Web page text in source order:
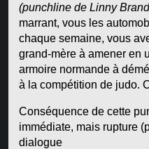
(punchline de Linny
marrant, vous les
chaque semaine, vous
grand-mère à amener en
armoire normande à
à la compétition de judo.
Conséquence de cette
immédiate, mais rupture
dialogue